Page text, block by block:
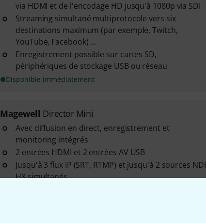
via HDMI et de l'encodage HD jusqu'à 1080p via SDI
Streaming simultané multiprotocole vers six
destinations maximum (par exemple, Twitch,
YouTube, Facebook) ...
Enregistrement possible sur cartes SD,
périphériques de stockage USB ou réseau
Disponible immédiatement
Magewell Director Mini
Avec diffusion en direct, enregistrement et
monitoring intégrés
2 entrées HDMI et 2 entrées AV USB
Jusqu'à 3 flux IP (SRT, RTMP) et jusqu'à 2 sources NDI
HX simultanés